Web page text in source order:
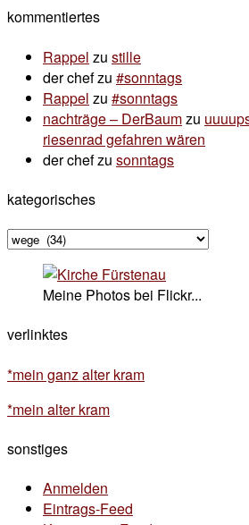
kommentiertes
Rappel zu stille
der chefzu #sonntags
Rappel zu #sonntags
nachträge – DerBaumzu
riesenrad gefahren wären
der chefzu sonntags
kategorisches
kategorisches
Meine Photos bei Flickr...
verlinktes
*mein ganz alter kram
*mein alter kram
sonstiges
Anmelden
Eintrags-Feed